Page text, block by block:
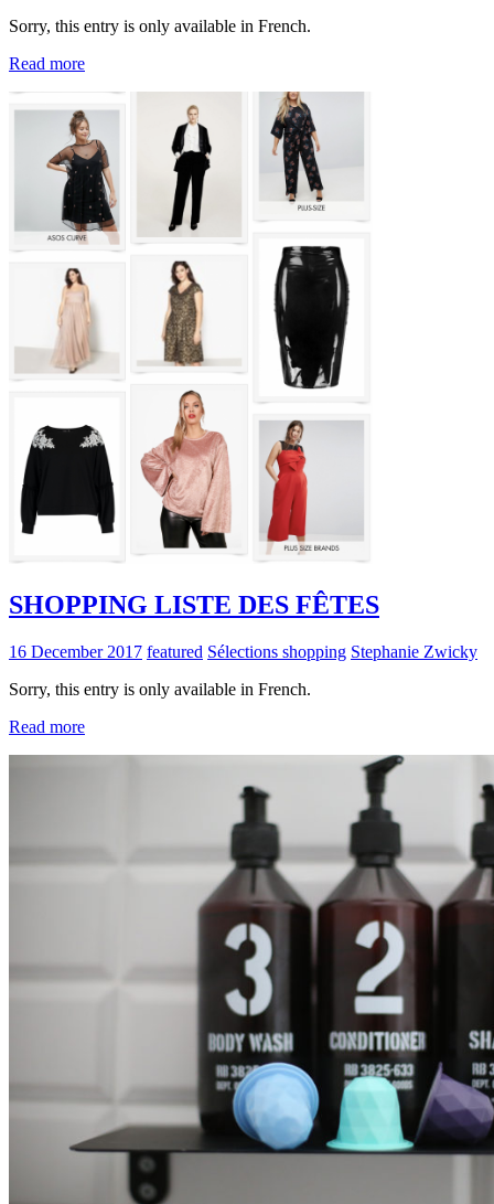
Sorry, this entry is only available in French.
Read more
SHOPPING LISTE DES FÊTES
16 December 2017 featured Sélections shopping Stephanie Zwicky
Sorry, this entry is only available in French.
Read more